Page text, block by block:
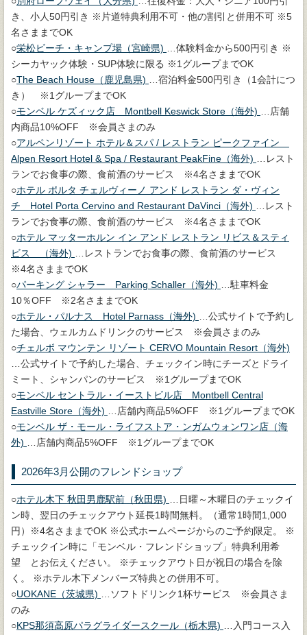
き、小人50円引き ※片道特典利用不可・他の割引と併用不可 ※5
名さままでOK
○栄松ビーチ・キャンプ場（宮崎県)
…体験料金から500円引き ※
シーカヤック体験・SUP体験に限る ※1グループまでOK
○The Beach House（鹿児島県)
…宿泊料金500円引き（1会計につ
き） ※1グループまでOK
○モンベル ケズィック店 Montbell Keswick Store（海外)
…店舗
内商品10%OFF ※会員さまのみ
○アルペンリゾート ホテル＆スパ / レストラン ピークファイン
Alpen Resort Hotel & Spa / Restaurant PeakFine（海外)
…レスト
ランでお食事の際、食前酒のサービス ※4名さままでOK
○ホテル ポルタ チェルヴィーノ アンド レストラン ダ・ヴィン
チ Hotel Porta Cervino and Restaurant DaVinci（海外)
…レスト
ランでお食事の際、食前酒のサービス ※4名さままでOK
○ホテル マッターホルン イン アンド レストラン リビス＆スティ
ビス （海外)
…レストランでお食事の際、食前酒のサービス
※4名さままでOK
○パーキング シャラー Parking Schaller（海外)
…駐車料金
10％OFF ※2名さままでOK
○ホテル・パルナス Hotel Parnass（海外)
…公式サイトで予約し
た場合、ウェルカムドリンクのサービス ※会員さまのみ
○チェルボ マウンテン リゾート CERVO Mountain Resort（海外)
…公式サイトで予約した場合、チェックイン時にチーズとドライ
ミート、シャンパンのサービス ※1グループまでOK
○モンベル セントラル・イーストビル店 Montbell Central
Eastville Store（海外)
…店舗内商品5%OFF ※1グループまでOK
○モンベル ザ・モール・ライフストア・ンガムウォンワン店（海
外)
…店舗内商品5%OFF ※1グループまでOK
2026年3月公開のフレンドショップ
○ホテル木下 秋田男鹿駅前（秋田県)
…日曜～木曜日のチェックイ
ン時、翌日のチェックアウト延長1時間無料。（通常1時間1,000
円）※4名さままでOK ※公式ホームページからのご予約限定。 ※
チェックイン時に「モンベル・フレンドショップ」特典利用希
望 とお伝えください。 ※チェックアウト日が祝日の場合を除
く。 ※ホテル木下メンバーズ特典との併用不可。
○UOKANE（茨城県)
…ソフトドリンク1杯サービス ※会員さま
のみ
○KPS那須高原パラグライダースクール（栃木県)
…入門コース入